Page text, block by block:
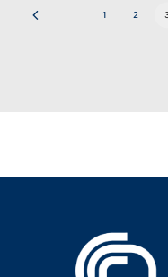
1 2